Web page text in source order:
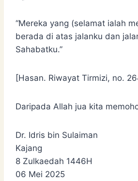
“Mereka yang (selamat ialah
berada di atas jalanku dan
Sahabatku.”
[Hasan. Riwayat Tirmizi, no.
Daripada Allah jua kita
Dr. Idris bin Sulaiman
Kajang
8 Zulkaedah 1446H
06 Mei 2025